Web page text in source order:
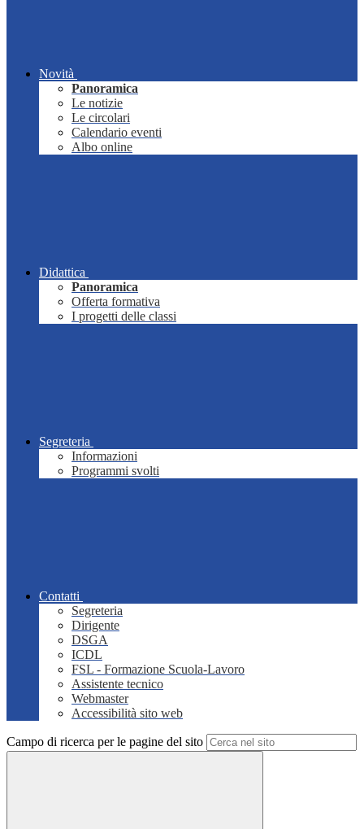
Novità
Panoramica
Le notizie
Le circolari
Calendario eventi
Albo online
Didattica
Panoramica
Offerta formativa
I progetti delle classi
Segreteria
Informazioni
Programmi svolti
Contatti
Segreteria
Dirigente
DSGA
ICDL
FSL - Formazione Scuola-Lavoro
Assistente tecnico
Webmaster
Accessibilità sito web
Campo di ricerca per le pagine del sito